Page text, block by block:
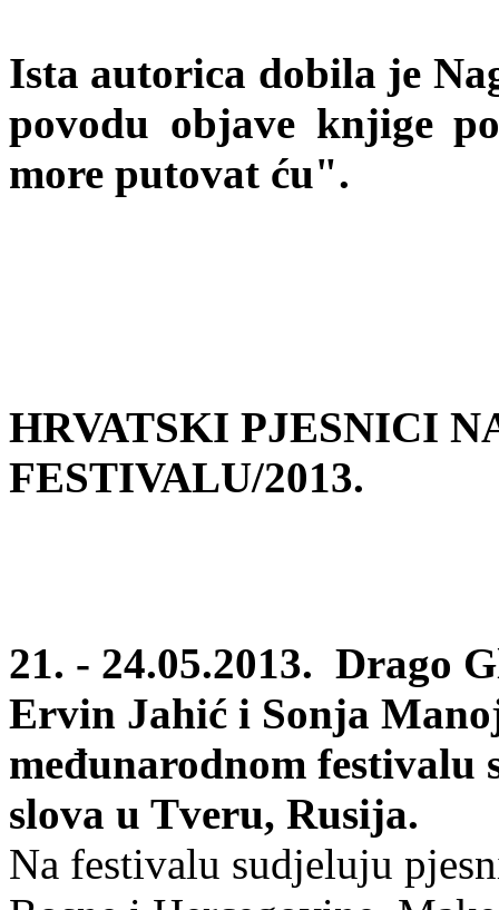
Ista autorica dobila je
povodu objave knjige
more putovat ću".
HRVATSKI PJESNICI
FESTIVALU/2013.
21. - 24.05.2013. Drago
Ervin Jahić i Sonja
međunarodnom festivalu
slova u Tveru, Rusija.
Na festivalu sudjeluju